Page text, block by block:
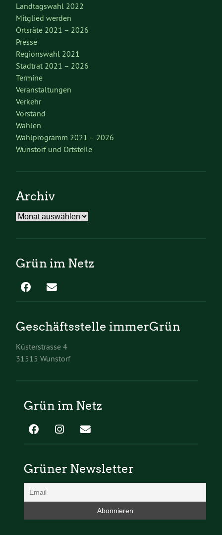
Landtagswahl 2022
Mitglied werden
Ortsräte 2021 – 2026
Presse
Regionswahl 2021
Stadtrat 2021 – 2026
Termine
Veranstaltungen
Verkehr
Vorstand
Wahlen
Wahlprogramm 2021 – 2026
Wunstorf und Ortsteile
Archiv
Archiv
Grün im Netz
Geschäftsstelle immerGrün
Küsterstrasse 4
31515 Wunstorf
Grün im Netz
Grüner Newsletter